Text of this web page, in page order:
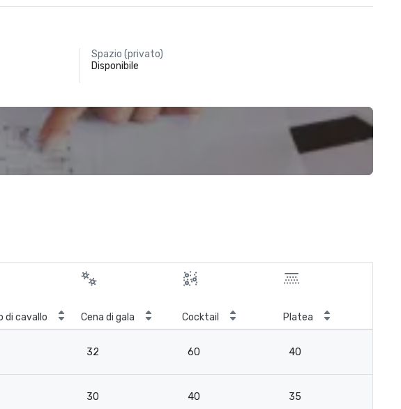
Spazio (privato)
Disponibile
di cavallo Cena di gala Cocktail Platea
32 60 40
30 40 35